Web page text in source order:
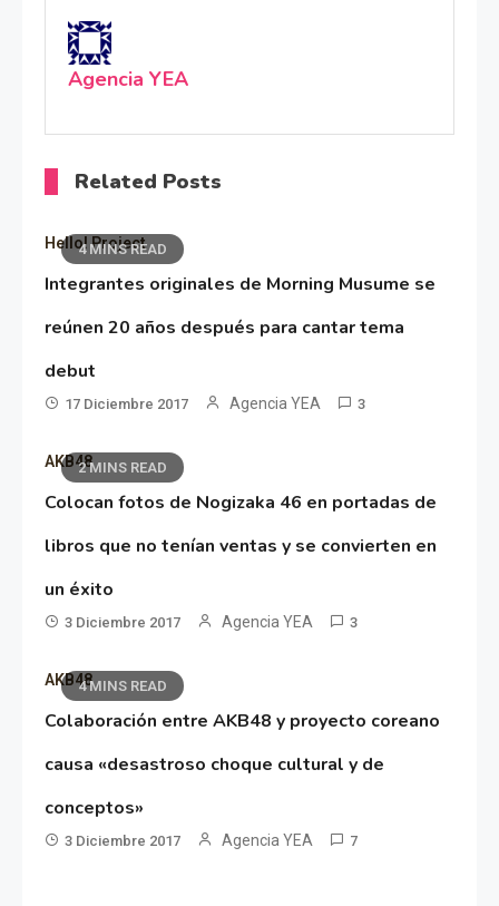
Agencia YEA
Related Posts
4 MINS READ
Hello! Project
Integrantes originales de Morning Musume se
reúnen 20 años después para cantar tema
debut
17 Diciembre 2017 Agencia YEA 3
2 MINS READ
AKB48
Colocan fotos de Nogizaka 46 en portadas de
libros que no tenían ventas y se convierten en
un éxito
3 Diciembre 2017 Agencia YEA 3
4 MINS READ
AKB48
Colaboración entre AKB48 y proyecto coreano
causa «desastroso choque cultural y de
conceptos»
3 Diciembre 2017 Agencia YEA 7